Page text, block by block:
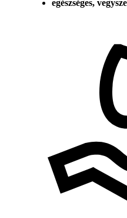
egészséges,